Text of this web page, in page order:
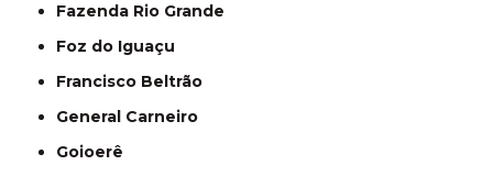
Fazenda Rio Grande
Foz do Iguaçu
Francisco Beltrão
General Carneiro
Goioerê